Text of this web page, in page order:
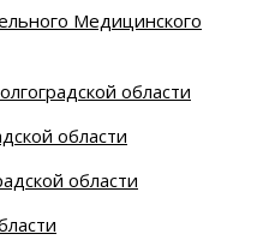
Медицинского
области
области
области